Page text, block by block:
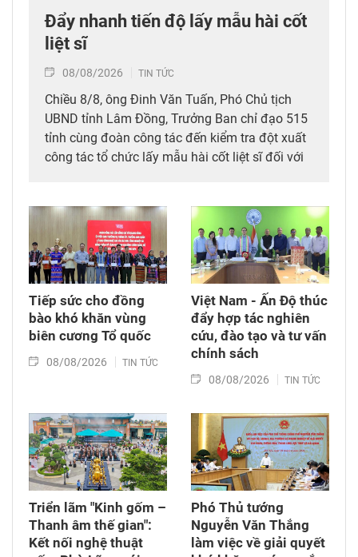
Đẩy nhanh tiến độ lấy mẫu hài cốt
liệt sĩ
08/08/2026 TIN TỨC
Chiều 8/8, ông Đinh Văn Tuấn, Phó Chủ tịch
UBND tỉnh Lâm Đồng, Trưởng Ban chỉ đạo 515
tỉnh cùng đoàn công tác đến kiểm tra đột xuất
công tác tổ chức lấy mẫu hài cốt liệt sĩ đối với
thời tặng quà cho cán bộ, chiến sĩ tham gia
công tác lấy mẫu tại đây.
Tiếp sức cho đồng
bào khó khăn vùng
biên cương Tổ quốc
08/08/2026 TIN TỨC
Việt Nam - Ấn Độ thúc
đẩy hợp tác nghiên
cứu, đào tạo và tư vấn
chính sách
08/08/2026 TIN TỨC
Triển lãm "Kinh gốm –
Thanh âm thế gian":
Kết nối nghệ thuật
Phó Thủ tướng
Nguyễn Văn Thắng
làm việc về giải quyết